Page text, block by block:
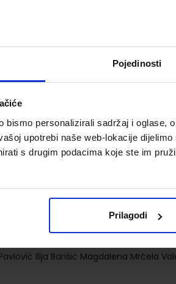
Pojedinosti
bismo personalizirali sadržaj i oglase,
upotrebi naše web-lokacije
s drugim podacima koje ste im
Prilagodi
jezik u drugome razredu
Ilija Barišić Magdalena Mrčela